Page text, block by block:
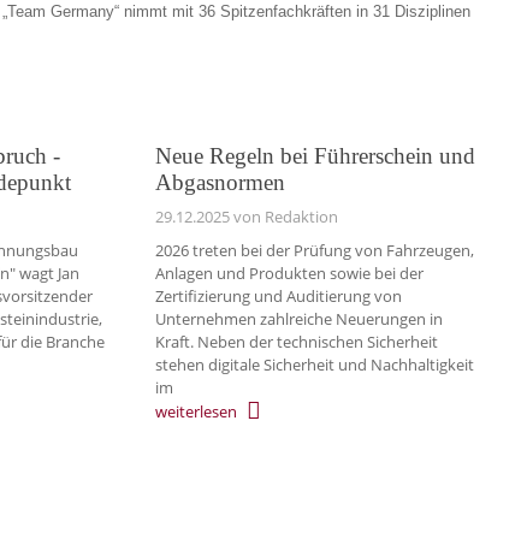
Germany“ nimmt mit 36 Spitzenfachkräften in 31 Disziplinen
-
wagt Jan
die Branche
Neue Regeln bei Führerschein und
Abgasnormen
29.12.2025von Redaktion
2026 treten bei der Prüfung von Fahrzeugen,
Anlagen und Produkten sowie bei der
Zertifizierung und Auditierung von
Unternehmen zahlreiche Neuerungen in
Kraft. Neben der technischen Sicherheit
stehen digitale Sicherheit und Nachhaltigkeit
im
weiterlesen